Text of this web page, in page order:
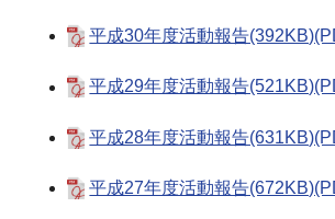
平成30年度活動報告
平成29年度活動報告
平成28年度活動報告
平成27年度活動報告